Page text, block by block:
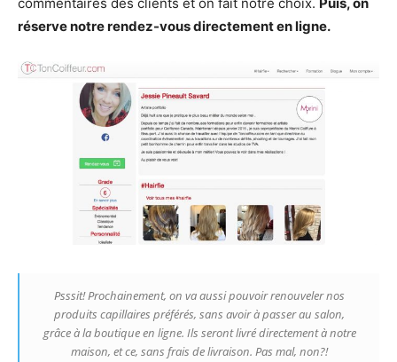
réserve notre rendez-vous directement en ligne.
Psssit! Prochainement, on va aussi pouvoir renouveler nos
produits capillaires préférés, sans avoir à passer au salon,
grâce à la boutique en ligne. Ils seront livré directement à notre
maison, et ce, sans frais de livraison. Pas mal, non?!